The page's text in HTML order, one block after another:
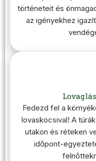
történeteit és
az igényekhez
Fedezd fel a
lovaskocsival! A
utakon és réteken
időpont-